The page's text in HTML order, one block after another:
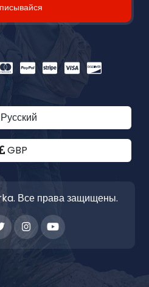
Русский
GBP
Все права защищены.